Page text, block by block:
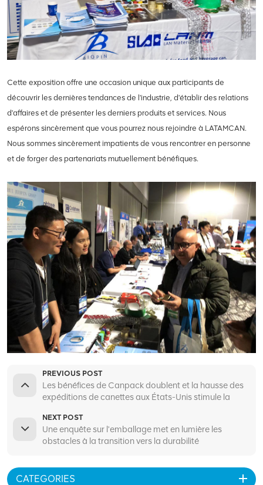
Cette exposition offre une occasion unique aux participants de
découvrir les dernières tendances de l'industrie, d'établir des relations
d'affaires et de présenter les derniers produits et services. Nous
espérons sincèrement que vous pourrez nous rejoindre à LATAMCAN.
Nous sommes sincèrement impatients de vous rencontrer en personne
et de forger des partenariats mutuellement bénéfiques.
PREVIOUS POST
Les bénéfices de Canpack doublent et la hausse des
expéditions de canettes aux États-Unis stimule la
NEXT POST
Une enquête sur l'emballage met en lumière les
obstacles à la transition vers la durabilité
CATEGORIES